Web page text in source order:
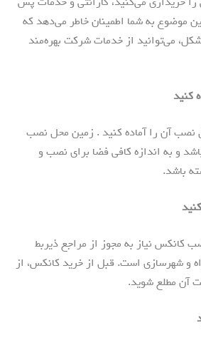
موضوع به شما اطمینان خاطر می‌دهد که
می‌توانید از خدمات شرکت بهره‌مند
کنید
نصب آن را آماده کنید . زمین محل نصب
و به اندازه کافی فضا برای نصب و
باشد.
کانکس نیاز به مجوز از مراجع ذیربط
و شهرسازی است. قبل از خرید کانکس، از
آن مطلع شوید.